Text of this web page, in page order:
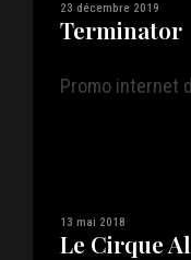
23 décembre 2019
Terminator
Promo internet
13 mai 2018
Le Cirque